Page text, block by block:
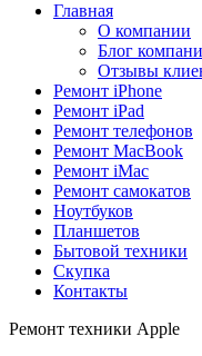
Главная
О компании
Блог
Отзывы
Ремонт iPhone
Ремонт iPad
Ремонт телефонов
Ремонт MacBook
Ремонт iMac
Ремонт самокатов
Ноутбуков
Планшетов
Бытовой техники
Скупка
Контакты
Ремонт техники Apple